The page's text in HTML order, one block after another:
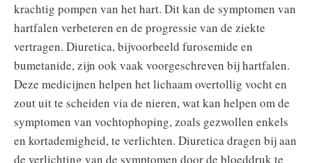
krachtig pompen van het hart. Dit kan de symptomen van
hartfalen verbeteren en de progressie van de ziekte
vertragen. Diuretica, bijvoorbeeld furosemide en
bumetanide, zijn ook vaak voorgeschreven bij hartfalen.
Deze medicijnen helpen het lichaam overtollig vocht en
zout uit te scheiden via de nieren, wat kan helpen om de
symptomen van vochtophoping, zoals gezwollen enkels
en kortademigheid, te verlichten. Diuretica dragen bij aan
de verlichting van de symptomen door de bloeddruk te